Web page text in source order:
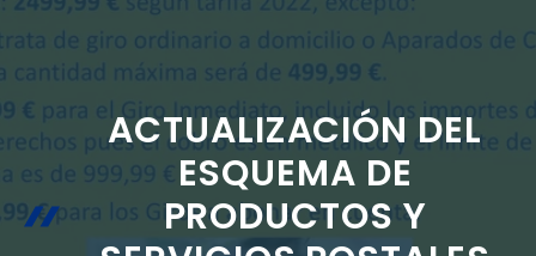
ACTUALIZACIÓN DEL
ESQUEMA DE
PRODUCTOS Y